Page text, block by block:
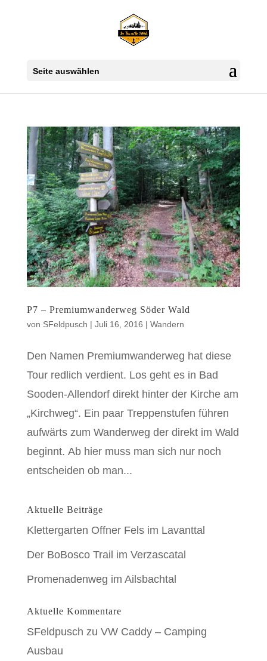
Seite auswählen
P7 – Premiumwanderweg Söder Wald
von SFeldpusch | Juli 16, 2016 | Wandern
Den Namen Premiumwanderweg hat diese
Tour redlich verdient. Los geht es in Bad
Sooden-Allendorf direkt hinter der Kirche am
„Kirchweg“. Ein paar Treppenstufen führen
aufwärts zum Wanderweg der direkt im Wald
beginnt. Ab hier muss man sich nur noch
entscheiden ob man...
Aktuelle Beiträge
Klettergarten Offner Fels im Lavanttal
Der BoBosco Trail im Verzascatal
Promenadenweg im Ailsbachtal
Aktuelle Kommentare
SFeldpusch zu VW Caddy – Camping
Ausbau